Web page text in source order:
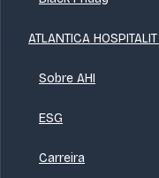
ATLANTICA
Sobre AHI
ESG
Carreira